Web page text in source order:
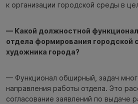
к организации городской среды в
— Какой должностной функционал
отдела формирования городской
художника города?
— Функционал обширный, задач
направления работы отдела. Это
согласование заявлений по выдаче